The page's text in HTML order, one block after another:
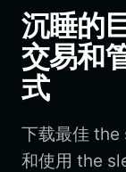
Português
Bahasa Indonesia
ภาษาไทย
हिन्दी
Português (Brasil)
Español
沉睡的
交易和
式
下载最佳 the
和使用 the